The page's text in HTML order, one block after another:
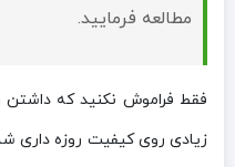
مطالعه فرمایید.
فقط فراموش نکنید که داشتن
زیادی روی کیفیت روزه داری